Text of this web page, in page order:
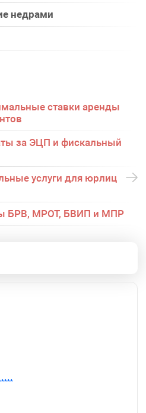
недрами
ставки аренды
за ЭЦП и фискальный
услуги для юрлиц
БРВ, МРОТ, БВИП и МПР